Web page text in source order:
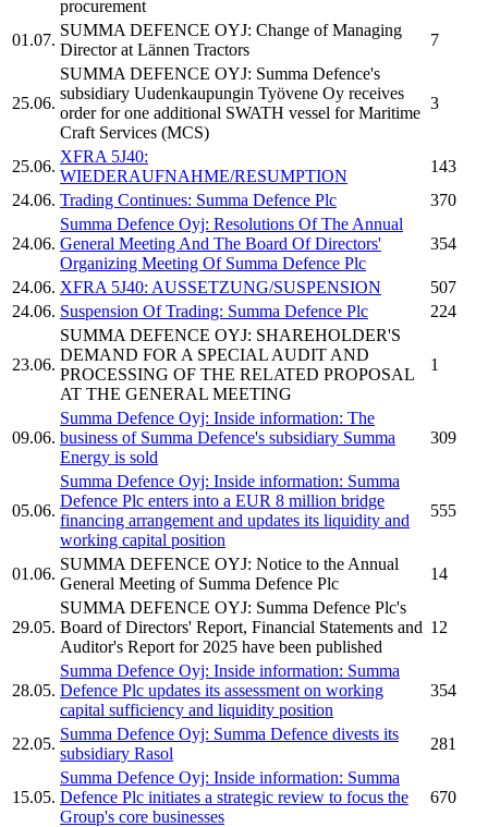
procurement
01.07.
SUMMA DEFENCE OYJ: Change of Managing
Director at Lännen Tractors
7
25.06.
SUMMA DEFENCE OYJ: Summa Defence's
subsidiary Uudenkaupungin Työvene Oy receives
order for one additional SWATH vessel for Maritime
Craft Services (MCS)
3
25.06.
XFRA 5J40:
WIEDERAUFNAHME/RESUMPTION
143
24.06. Trading Continues: Summa Defence Plc 370
24.06.
Summa Defence Oyj: Resolutions Of The Annual
General Meeting And The Board Of Directors'
Organizing Meeting OfSumma Defence Plc
354
24.06. XFRA 5J40: AUSSETZUNG/SUSPENSION
507
24.06. Suspension Of Trading: Summa Defence Plc 224
23.06.
SUMMA DEFENCE OYJ: SHAREHOLDER'S
DEMAND FOR A SPECIAL AUDIT AND
PROCESSING OF THE RELATED PROPOSAL
AT THE GENERAL MEETING
1
09.06.
Summa Defence Oyj: Inside information: The
business ofSumma Defence's subsidiary Summa
Energy is sold
309
05.06.
Summa Defence Oyj: Inside information: Summa
Defence Plc enters into a EUR 8 million bridge
financing arrangement and updates its liquidity and
working capital position
555
01.06.
SUMMA DEFENCE OYJ: Notice to the Annual
General Meeting ofSumma Defence Plc
14
29.05.
SUMMA DEFENCE OYJ: Summa Defence Plc's
Board of Directors' Report, Financial Statements and
Auditor's Report for 2025 have been published
12
28.05.
Summa Defence Oyj: Inside information: Summa
Defence Plc updates its assessment on working
capital sufficiency and liquidity position
354
22.05.
Summa Defence Oyj: Summa Defence divests its
subsidiary Rasol
281
15.05.
Summa Defence Oyj: Inside information: Summa
Defence Plc initiates a strategic review to focus the
Group's core businesses
670